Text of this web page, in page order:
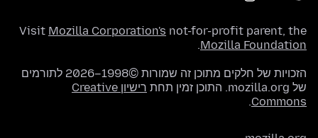
Visit Mozilla Corporation's not-for-profit parent, the
Mozilla Foundation
.
הזכויות של חלקים מתוכן זה שמורות ©1998–2026 לתורמים
של mozilla.org. התוכן זמין תחת
רישיון Creative
Commons
.